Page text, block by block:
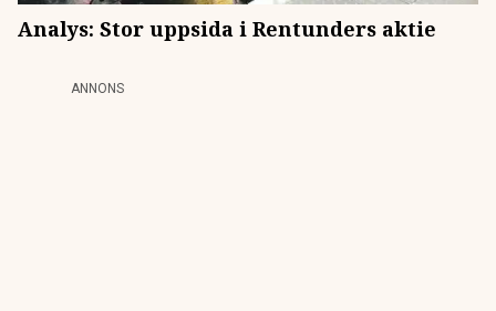
Analys: Stor uppsida i Rentunders aktie
ANNONS